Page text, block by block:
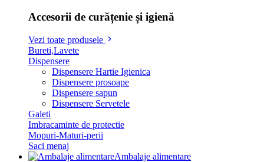
Accesorii de curățenie și igienă
Vezi toate produsele
Bureti,Lavete
Dispensere
Dispensere Hartie Igienica
Dispensere prosoape
Dispensere sapun
Dispensere Servetele
Galeti
Imbracaminte de protectie
Mopuri-Maturi-perii
Saci menaj
Ambalaje alimentare